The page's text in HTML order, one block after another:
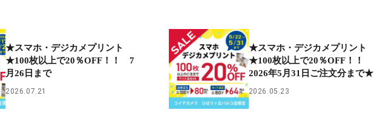
★スマホ・デジカメプリント
★100枚以上で20％OFF！！ 7
月26日まで
2026.07.21
★スマホ・デジカメプリント
★100枚以上で20％OFF！！
2026年5月31日ご注文分まで★
2026.05.23